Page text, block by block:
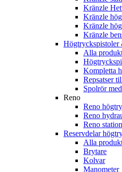
Kränzle
Kränzle
Kränzle
Kränzle
Högtryckspistoler
Alla
Kompletta
Repsatser
Spolrör
Reno
Reno
Reno
Reno
Reservdelar
Alla
Brytare
Kolvar
Manometer